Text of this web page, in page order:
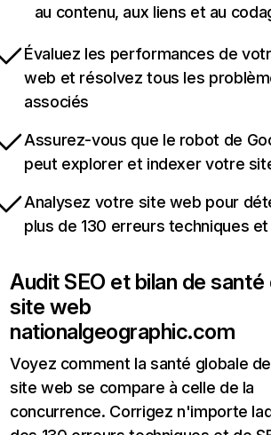
au contenu, aux liens et au
Évaluez les performances de
web et résolvez tous les
associés
Assurez-vous que le robot de
peut explorer et indexer votre
Analysez votre site web pour
plus de 130 erreurs techniques et
Audit SEO et bilan de santé
site web
nationalgeographic.com
Voyez comment la santé globale
site web se compare à celle de la
concurrence. Corrigez n'importe